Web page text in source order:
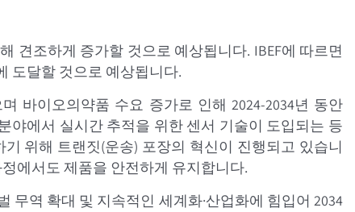
견조하게 증가할 것으로 예상됩니다. IBEF에 따르면
도달할 것으로 예상됩니다.
바이오의약품 수요 증가로 인해 2024-2034년 동안
야에서 실시간 추적을 위한 센서 기술이 도입되는 등
위해 트랜짓(운송) 포장의 혁신이 진행되고 있습니
에서도 제품을 안전하게 유지합니다.
무역 확대 및 지속적인 세계화·산업화에 힘입어 2034